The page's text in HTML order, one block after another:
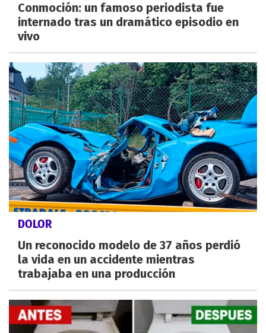
Conmoción: un famoso periodista fue
internado tras un dramático episodio en
vivo
DOLOR
Un reconocido modelo de 37 años perdió
la vida en un accidente mientras
trabajaba en una producción